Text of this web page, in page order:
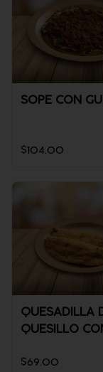
SOPE CON
$104.00
QUESADILLA
QUESILLO
$69.00